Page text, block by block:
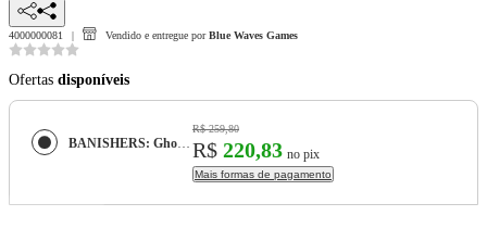
4000000081 Vendido e entregue por Blue Waves Games
Ofertas disponíveis
BANISHERS: Ghosts of New Eden - PS5
R$ 259,80
R$ 220,83 no pix
Mais formas de pagamento